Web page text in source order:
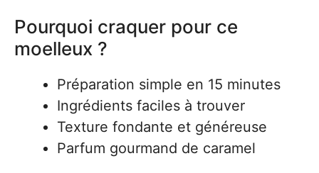
Pourquoi craquer pour ce
moelleux ?
Préparation simple en 15 minutes
Ingrédients faciles à trouver
Texture fondante et généreuse
Parfum gourmand de caramel